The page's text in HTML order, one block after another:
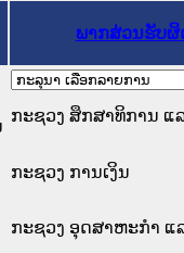
ພາກສ່ວນຮັບຜິ
ກະຊວງ ສຶກສາທິການ ແ
ກະຊວງ ການເງິນ
ກະຊວງ ອຸດສາຫະກຳ ແ